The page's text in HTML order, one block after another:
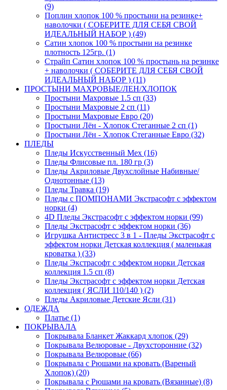
(9)
Поплин хлопок 100 % простыни на резинке+
наволочки ( СОБЕРИТЕ ДЛЯ СЕБЯ СВОЙ
ИДЕАЛЬНЫЙ НАБОР ) (49)
Сатин хлопок 100 % простыни на резинке
плотность 125гр. (1)
Страйп Сатин хлопок 100 % простынь на резинке
+ наволочки ( СОБЕРИТЕ ДЛЯ СЕБЯ СВОЙ
ИДЕАЛЬНЫЙ НАБОР ) (11)
ПРОСТЫНИ МАХРОВЫЕ/ЛЕН/ХЛОПОК
Простыни Махровые 1.5 сп (33)
Простыни Махровые 2 сп (11)
Простыни Махровые Евро (20)
Простыни Лён - Хлопок Стеганные 2 сп (1)
Простыни Лён - Хлопок Стеганные Евро (32)
ПЛЕДЫ
Пледы Искусственный Мех (16)
Пледы Флисовые пл. 180 гр (3)
Пледы Акриловые Двухслойные Набивные/
Однотонные (13)
Пледы Травка (19)
Пледы с ПОМПОНАМИ Экстрасофт с эффектом
норки (4)
4D Пледы Экстрасофт с эффектом норки (99)
Пледы Экстрасофт с эффектом норки (36)
Игрушка Антистресс 3 в 1 - Пледы Экстрасофт с
эффектом норки Детская коллекция ( маленькая
кроватка ) (33)
Пледы Экстрасофт с эффектом норки Детская
коллекция 1.5 сп (8)
Пледы Экстрасофт с эффектом норки Детская
коллекция ( ЯСЛИ 110/140 ) (2)
Пледы Акриловые Детские Ясли (31)
ОДЕЖДА
Платье (1)
ПОКРЫВАЛА
Покрывала Бланкет Жаккард хлопок (29)
Покрывала Велюровые - Двухсторонние (32)
Покрывала Велюровые (66)
Покрывала с Рюшами на кровать (Вареный
Хлопок) (20)
Покрывала с Рюшами на кровать (Вязанные) (8)